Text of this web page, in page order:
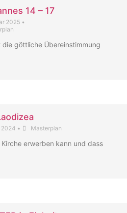
14 – 17
2025 •
göttliche Übereinstimmung
2024 • Masterplan
erwerben kann und dass